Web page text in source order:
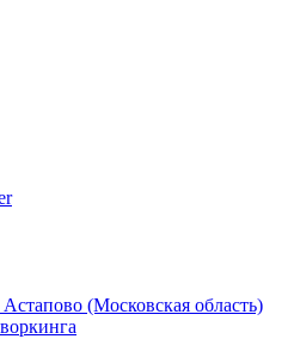
(Московская область)